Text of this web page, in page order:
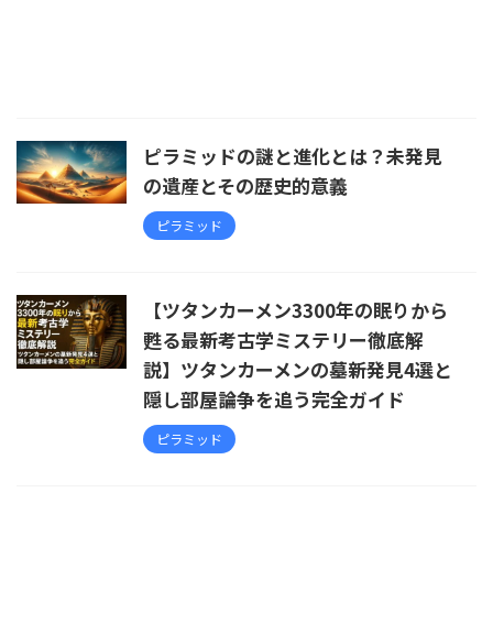
ピラミッドの謎と進化とは？未発見
の遺産とその歴史的意義
ピラミッド
【ツタンカーメン3300年の眠りから
甦る最新考古学ミステリー徹底解
説】ツタンカーメンの墓新発見4選と
隠し部屋論争を追う完全ガイド
ピラミッド